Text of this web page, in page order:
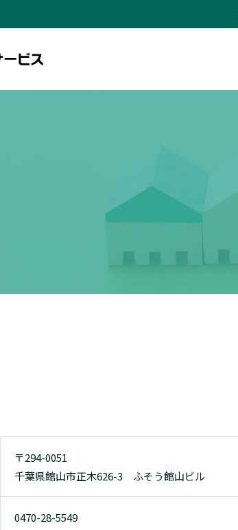
〒294-0051
千葉県館山市正木626-3 ふそう館山ビル
0470-28-5549